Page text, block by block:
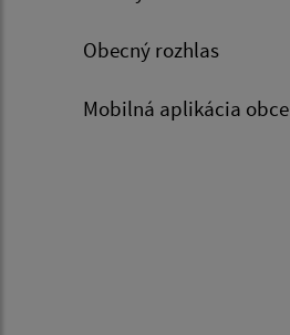
Obecný rozhlas
Mobilná aplikácia obce